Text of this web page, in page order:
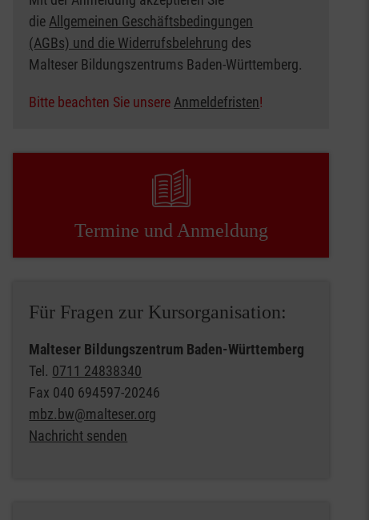
dieAllgemeinen Geschäftsbedingungen
(AGBs) und die Widerrufsbelehrung des
Malteser Bildungszentrums Baden-Württemberg.
Bitte beachten Sie unsereAnmeldefristen!
Termine und Anmeldung
Für Fragen zur Kursorganisation:
Malteser Bildungszentrum Baden-Württemberg
Tel. 0711 24838340
Fax 040 694597-20246
mbz.bw@malteser.org
Nachricht senden